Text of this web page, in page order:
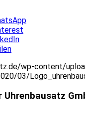
wp-content/
03/